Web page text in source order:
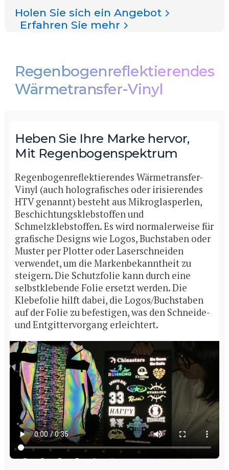
Holen Sie sich ein Angebot
Erfahren Sie mehr
Regenbogenreflektierendes
Wärmetransfer-Vinyl
Heben Sie Ihre Marke hervor,
Mit Regenbogenspektrum
Regenbogenreflektierendes Wärmetransfer-
Vinyl (auch holografisches oder irisierendes
HTV genannt) besteht aus Mikroglasperlen,
Beschichtungsklebstoffen und
Schmelzklebstoffen. Es wird normalerweise für
grafische Designs wie Logos, Buchstaben oder
Muster per Plotter oder Laserschneiden
verwendet, um die Markenbekanntheit zu
steigern. Die Schutzfolie kann durch eine
selbstklebende Folie ersetzt werden. Die
Klebefolie hilft dabei, die Logos/Buchstaben
auf der Folie zu befestigen, was den Schneide-
und Entgittervorgang erleichtert.